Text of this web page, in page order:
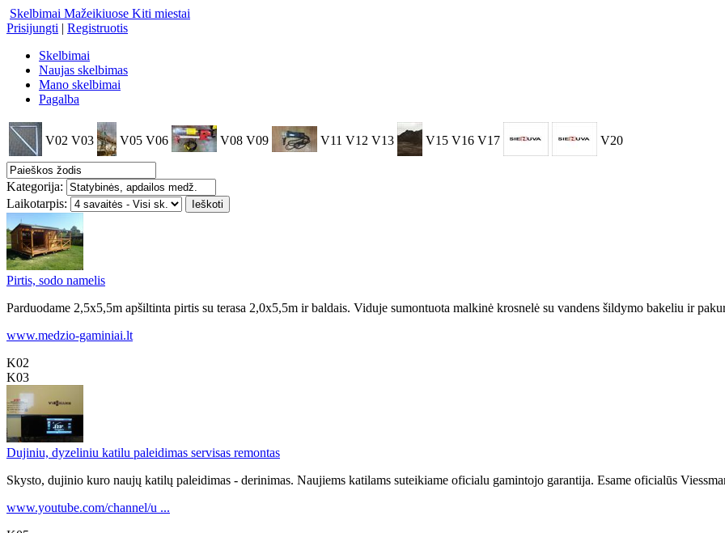
Skelbimai Mažeikiuose Kiti miestai
Prisijungti | Registruotis
Skelbimai
Naujas skelbimas
Mano skelbimai
Pagalba
V02 V03 V05 V06 V08 V09 V11 V12 V13 V15 V16 V17 V20
Kategorija:
Laikotarpis:
Pirtis, sodo namelis
Parduodame 2,5x5,5m apšiltinta pirtis su terasa 2,0x5,5m ir baldais. Viduje sumontuota malkinė krosnelė su vandens šildymo bakeliu ir
www.medzio-gaminiai.lt
K02
K03
Dujiniu, dyzeliniu katilu paleidimas servisas remontas
Skysto, dujinio kuro naujų katilų paleidimas - derinimas. Naujiems katilams suteikiame oficialu gamintojo garantija. Esame oficialūs
www.youtube.com/channel/u ...